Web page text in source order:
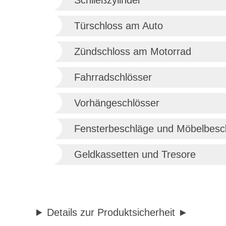
Türschloss am Auto
Zündschloss am Motorrad
Fahrradschlösser
Vorhängeschlösser
Fensterbeschläge und
Geldkassetten und Tresore
Details zur Produktsicherheit